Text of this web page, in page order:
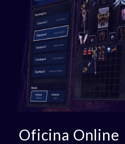
Oficina Online